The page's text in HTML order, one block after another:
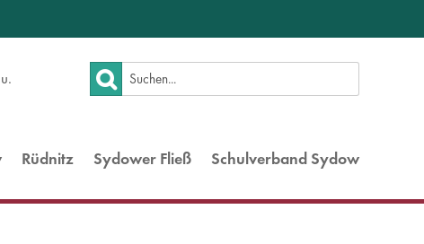
Lorem ipsum dolor sit amet,
Aenean commodo ligula eget dolor.
penatibus et magnis dis parturient
Rüdnitz Sydower Fließ Schulverband Sydow